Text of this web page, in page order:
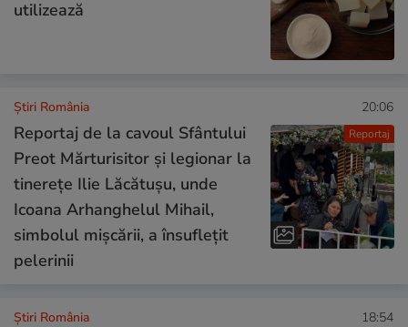
utilizează
Reportaj
Știri România 20:06
Reportaj de la cavoul Sfântului
Preot Mărturisitor și legionar la
tinerețe Ilie Lăcătușu, unde
Icoana Arhanghelul Mihail,
simbolul mișcării, a însuflețit
pelerinii
Știri România 18:54